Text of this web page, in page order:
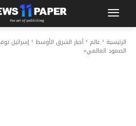
الرئيسية عالم أخبار الشرق الأوسط إسرائيل
الصمود العالمي»